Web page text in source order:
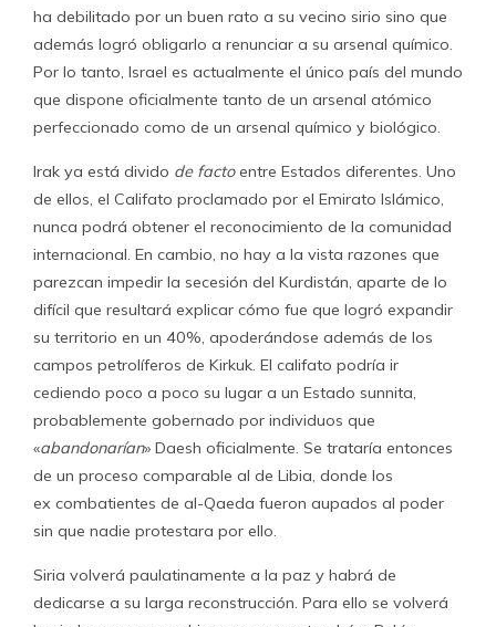
ha debilitado por un buen rato a su vecino sirio sino que
además logró obligarlo a renunciar a su arsenal químico.
Por lo tanto, Israel es actualmente el único país del mundo
que dispone oficialmente tanto de un arsenal atómico
perfeccionado como de un arsenal químico y biológico.
Irak ya está divido de factoentre Estados diferentes. Uno
de ellos, el Califato proclamado por el Emirato Islámico,
nunca podrá obtener el reconocimiento de la comunidad
internacional. En cambio, no hay a la vista razones que
parezcan impedir la secesión del Kurdistán, aparte de lo
difícil que resultará explicar cómo fue que logró expandir
su territorio en un 40%, apoderándose además de los
campos petrolíferos de Kirkuk. El califato podría ir
cediendo poco a poco su lugar a un Estado sunnita,
probablemente gobernado por individuos que
«abandonarían» Daesh oficialmente. Se trataría entonces
de un proceso comparable al de Libia, donde los
ex combatientes de al-Qaeda fueron aupados al poder
sin que nadie protestara por ello.
Siria volverá paulatinamente a la paz y habrá de
dedicarse a su larga reconstrucción. Para ello se volverá